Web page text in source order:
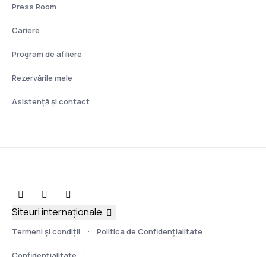
Press Room
Cariere
Program de afiliere
Rezervările mele
Asistenţă şi contact
Termeni şi condiţii Politica de Confidențialitate
Siteuri internaționale